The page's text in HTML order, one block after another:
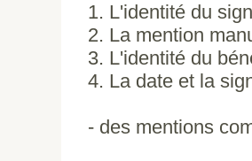
1. L'identité du
2. La mention
3. L'identité du
4. La date et la
- des mentions